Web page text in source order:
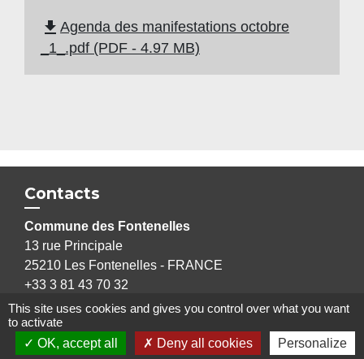
file_download Agenda des manifestations octobre
_1_.pdf (PDF - 4.97 MB)
Contacts
Commune des Fontenelles
13 rue Principale
25210 Les Fontenelles - FRANCE
+33 3 81 43 70 32
Contact par formulaire
This site uses cookies and gives you control over what you want
to activate
OK, accept all
Deny all cookies Personalize